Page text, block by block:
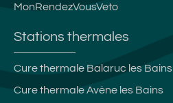
MonRendezVousVeto
Stations thermales
Cure thermale Balaruc les Bains
Cure thermale Avène les Bains